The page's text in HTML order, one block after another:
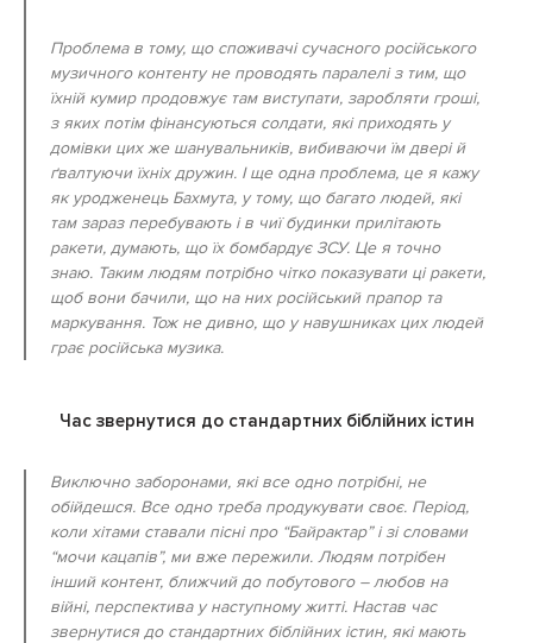
Проблема в тому, що споживачі сучасного російського
музичного контенту не проводять паралелі з тим, що
їхній кумир продовжує там виступати, заробляти гроші,
з яких потім фінансуються солдати, які приходять у
домівки цих же шанувальників, вибиваючи їм двері й
ґвалтуючи їхніх дружин. І ще одна проблема, це я кажу
як уродженець Бахмута, у тому, що багато людей, які
там зараз перебувають і в чиї будинки прилітають
ракети, думають, що їх бомбардує ЗСУ. Це я точно
знаю. Таким людям потрібно чітко показувати ці ракети,
щоб вони бачили, що на них російський прапор та
маркування. Тож не дивно, що у навушниках цих людей
грає російська музика.
Час звернутися до стандартних біблійних істин
Виключно заборонами, які все одно потрібні, не
обійдешся. Все одно треба продукувати своє. Період,
коли хітами ставали пісні про “Байрактар” і зі словами
“мочи кацапів”, ми вже пережили. Людям потрібен
інший контент, ближчий до побутового – любов на
війні, перспектива у наступному житті. Настав час
звернутися до стандартних біблійних істин, які мають